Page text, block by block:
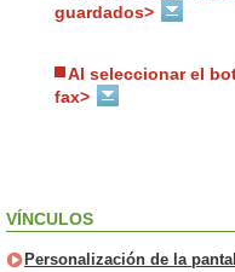
guardados>
Al seleccionar el
fax>
VÍNCULOS
Personalización de la